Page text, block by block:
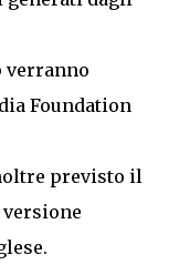
verranno
Foundation
previsto il